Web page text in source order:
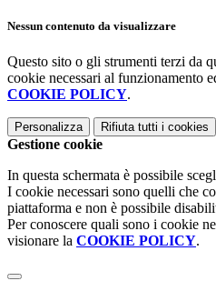
Nessun contenuto da visualizzare
Questo sito o gli strumenti terzi da
cookie necessari al funzionamento
COOKIE POLICY.
Personalizza Rifiuta tutti i cookies
Gestione cookie
In questa schermata è possibile
I cookie necessari sono quelli che
piattaforma e non è possibile
Per conoscere quali sono i cookie
visionare la COOKIE POLICY.